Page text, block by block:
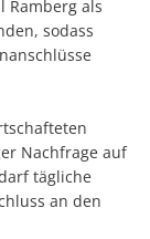
Ramberg als
sodass
Nachfrage auf
tägliche
an den